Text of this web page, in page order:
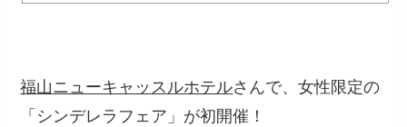
福山ニューキャッスルホテルさんで、女性限定の
「シンデレラフェア」が初開催！